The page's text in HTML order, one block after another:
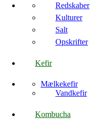
Redskaber
Kulturer
Salt
Opskrifter
Kefir
Mælkekefir
Vandkefir
Kombucha